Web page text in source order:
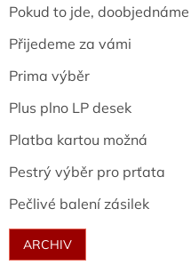
Pokud to jde, doobjednáme
Přijedeme za vámi
Prima výběr
Plus plno LP desek
Platba kartou možná
Pestrý výběr pro prťata
Pečlivé balení zásilek
ARCHIV